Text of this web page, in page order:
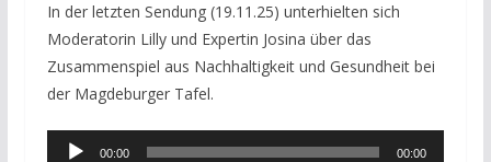
In der letzten Sendung (19.11.25) unterhielten sich
Moderatorin Lilly und Expertin Josina über das
Zusammenspiel aus Nachhaltigkeit und Gesundheit bei
der Magdeburger Tafel.
Audio-
00:00 00:00